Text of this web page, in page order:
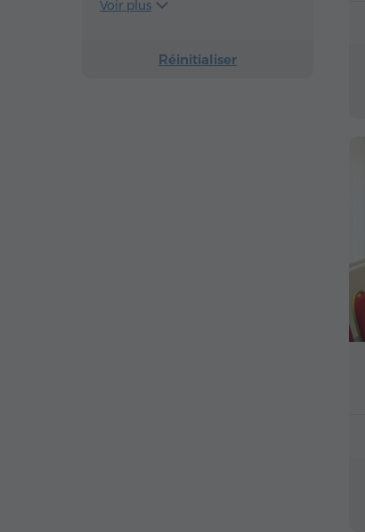
Voir plus
Réinitialiser